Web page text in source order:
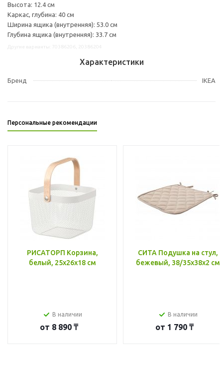
Высота: 12.4 см
Каркас, глубина: 40 см
Ширина ящика (внутренняя): 53.0 см
Глубина ящика (внутренняя): 33.7 см
Характеристики
Бренд IKEA
Персональные рекомендации
РИСАТОРП Корзина,
белый, 25x26x18 см
В наличии
от 8 890 ₸
СИТА Подушка на стул,
бежевый, 38/35x38x2 см
В наличии
от 1 790 ₸